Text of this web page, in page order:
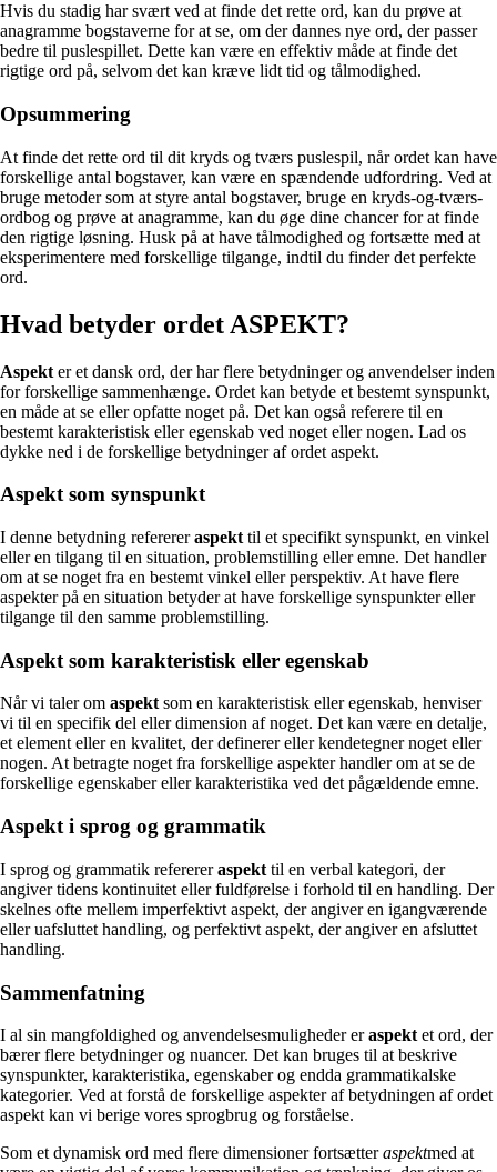
Hvis du stadig har svært ved at finde det rette ord, kan du prøve at
anagramme bogstaverne for at se, om der dannes nye ord, der passer
bedre til puslespillet. Dette kan være en effektiv måde at finde det
rigtige ord på, selvom det kan kræve lidt tid og tålmodighed.
Opsummering
At finde det rette ord til dit kryds og tværs puslespil, når ordet kan have
forskellige antal bogstaver, kan være en spændende udfordring. Ved at
bruge metoder som at styre antal bogstaver, bruge en kryds-og-tværs-
ordbog og prøve at anagramme, kan du øge dine chancer for at finde
den rigtige løsning. Husk på at have tålmodighed og fortsætte med at
eksperimentere med forskellige tilgange, indtil du finder det perfekte
ord.
Hvad betyder ordet ASPEKT?
Aspekt er et dansk ord, der har flere betydninger og anvendelser inden
for forskellige sammenhænge. Ordet kan betyde et bestemt synspunkt,
en måde at se eller opfatte noget på. Det kan også referere til en
bestemt karakteristisk eller egenskab ved noget eller nogen. Lad os
dykke ned i de forskellige betydninger af ordet aspekt.
Aspekt som synspunkt
I denne betydning referereraspekt til et specifikt synspunkt, en vinkel
eller en tilgang til en situation, problemstilling eller emne. Det handler
om at se noget fra en bestemt vinkel eller perspektiv. At have flere
aspekter på en situation betyder at have forskellige synspunkter eller
tilgange til den samme problemstilling.
Aspekt som karakteristisk eller egenskab
Når vi taler om aspektsom en karakteristisk eller egenskab, henviser
vi til en specifik del eller dimension af noget. Det kan være en detalje,
et element eller en kvalitet, der definerer eller kendetegner noget eller
nogen. At betragte noget fra forskellige aspekter handler om at se de
forskellige egenskaber eller karakteristika ved det pågældende emne.
Aspekt i sprog og grammatik
I sprog og grammatik referereraspekt til en verbal kategori, der
angiver tidens kontinuitet eller fuldførelse i forhold til en handling. Der
skelnes ofte mellem imperfektivt aspekt, der angiver en igangværende
eller uafsluttet handling, og perfektivt aspekt, der angiver en afsluttet
handling.
Sammenfatning
I al sin mangfoldighed og anvendelsesmuligheder eraspekt et ord, der
bærer flere betydninger og nuancer. Det kan bruges til at beskrive
synspunkter, karakteristika, egenskaber og endda grammatikalske
kategorier. Ved at forstå de forskellige aspekter af betydningen af ordet
aspekt kan vi berige vores sprogbrug og forståelse.
Som et dynamisk ord med flere dimensioner fortsætteraspektmed at